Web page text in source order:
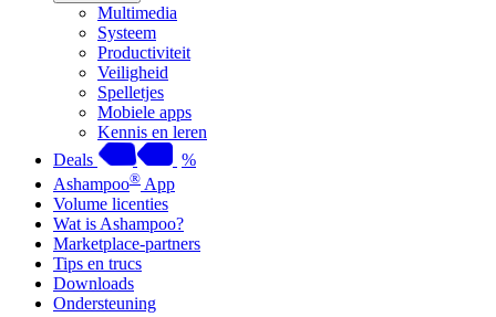
Multimedia
Systeem
Productiviteit
Veiligheid
Spelletjes
Mobiele apps
Kennis en leren
Deals
%
Ashampoo® App
Volume licenties
Wat is Ashampoo?
Marketplace-partners
Tips en trucs
Downloads
Ondersteuning